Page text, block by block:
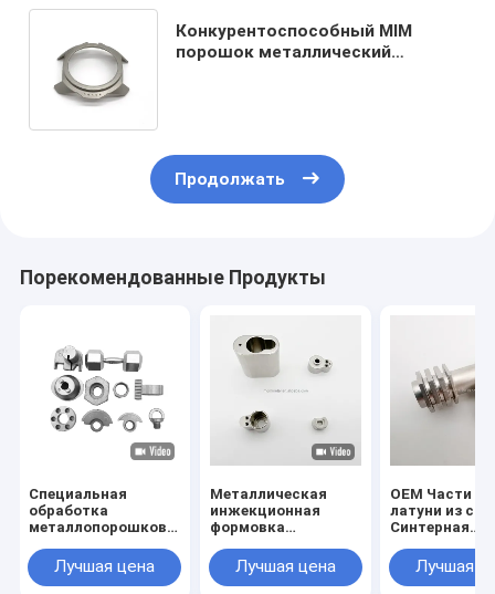
Конкурентоспособный MIM
порошок металлический
Продолжать
Порекомендованные Продукты
Специальная
обработка
металлопорошковой
формовки для
деталей на основе
Лучшая цена
Металлическая
инжекционная
формовка
корпус ядро для
универсального
Лучшая цена
OEM Части из
латуни из
Синтерная
металлургия
настройки
Лучшая